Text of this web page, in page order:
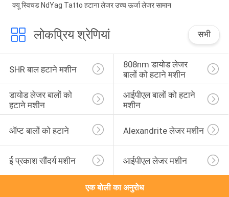
क्यू स्विचड NdYag Tatto हटाना लेजर उच्च ऊर्जा लेजर सामान
लोकप्रिय श्रेणियां सभी
SHR बाल हटाने मशीन
808nm डायोड लेजर
बालों को हटाने मशीन
डायोड लेजर बालों को
हटाने मशीन
आईपीएल बालों को हटाने
मशीन
ऑप्ट बालों को हटाने Alexandrite लेजर मशीन
ई प्रकाश सौंदर्य मशीन आईपीएल लेजर मशीन
एक बोली का अनुरोध